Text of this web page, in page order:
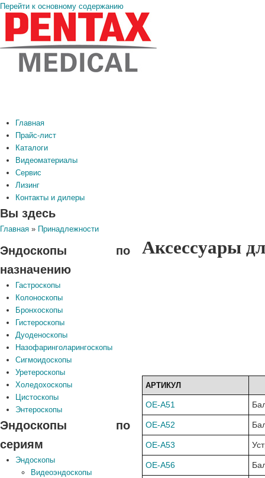
Перейти к основному содержанию
Главная
Прайс-лист
Каталоги
Видеоматериалы
Сервис
Лизинг
Контакты и дилеры
Вы здесь
Главная » Принадлежности
Аксессуары
АРТИКУЛ
OE-A51
OE-A52
OE-A53
OE-A56
Эндоскопы по
назначению
Гастроскопы
Колоноскопы
Бронхоскопы
Гистероскопы
Дуоденоскопы
Назофаринголарингоскопы
Сигмоидоскопы
Уретероскопы
Холедохоскопы
Цистоскопы
Энтероскопы
Эндоскопы по
сериям
Эндоскопы
Видеоэндоскопы